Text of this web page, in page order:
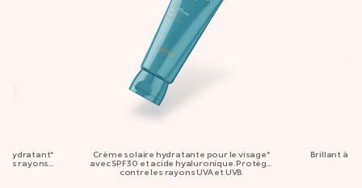
hydratant*
les rayons
Crème solaire hydratante pour le visage*
avec SPF 30 et acide hyaluronique. Protège
contre les rayons UVA et UVB
Brillant à